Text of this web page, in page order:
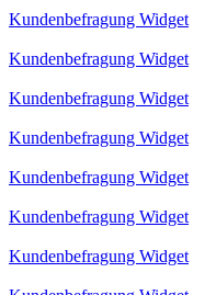
Kundenbefragung Widget
Kundenbefragung Widget
Kundenbefragung Widget
Kundenbefragung Widget
Kundenbefragung Widget
Kundenbefragung Widget
Kundenbefragung Widget